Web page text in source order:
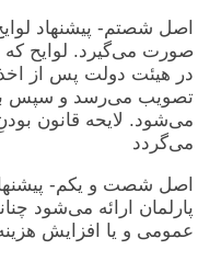
اصل شصتم- پیشنهاد
صورت می‌گیرد. لوایح که
در هیئت دولت پس از
تصویب می‌رسد و سپس به
می‌شود. لایحه قانون
می‌گردد
اصل شصت و یکم-
پارلمان ارائه می‌شود
عمومی و یا افزایش